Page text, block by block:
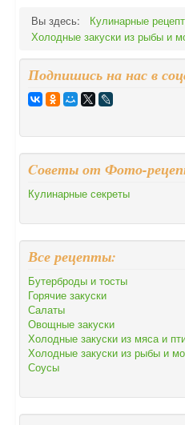
Вы здесь:
Кулинарные
Холодные закуски из рыбы и
Подпишись на нас в
Cоветы от Фото-
Кулинарные секреты
Все рецепты:
Бутерброды и тосты
Горячие закуски
Салаты
Овощные закуски
Холодные закуски из мяса и
Холодные закуски из рыбы и
Соусы